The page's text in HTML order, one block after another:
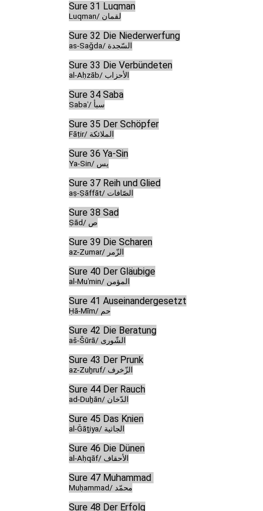
Sure 31 Luqman
Luqman/ لقمان
Sure 32 Die Niederwerfung
as-Saǧda/ السّجدة
Sure 33 Die Verbündeten
al-Aḥzāb/ الأحزاب
Sure 34 Saba
Sabaʾ/ سبأ
Sure 35 Der Schöpfer
Fāṭir/ الملائكة
Sure 36 Ya-Sin
Ya-Sin/ يس
Sure 37 Reih und Glied
aṣ-Ṣāffāt/ الصّافات
Sure 38 Sad
Ṣād/ ص
Sure 39 Die Scharen
az-Zumar/ الزّمر
Sure 40 Der Gläubige
al-Muʾmin/ المؤمن
Sure 41 Auseinandergesetzt
Ḥā-Mīm/ حم
Sure 42 Die Beratung
aš-Šūrā/ الشّورى
Sure 43 Der Prunk
az-Zuḫruf/ الزّخرف
Sure 44 Der Rauch
ad-Duḫān/ الدّخان
Sure 45 Das Knien
al-Ǧāṯiya/ الجاثية
Sure 46 Die Dünen
al-Aḥqāf/ الأحقاف
Sure 47 Muḥammad
Muḥammad/ محمّد
Sure 48 Der Erfolg